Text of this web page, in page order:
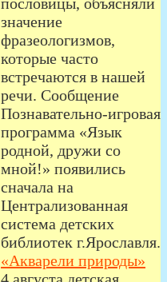
значение
фразеологизмов,
которые часто
встречаются в нашей
речи. Сообщение
Познавательно-игровая
программа «Язык
родной, дружи со
мной!» появились
сначала на
Централизованная
система детских
библиотек г.Ярославля.
«Акварели природы»